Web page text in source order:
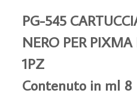
PG-545
NERO PER
1PZ
Contenuto in ml 8